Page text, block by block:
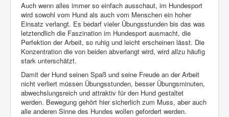
Auch wenn alles immer so einfach ausschaut, im Hundesport
wird sowohl vom Hund als auch vom Menschen ein hoher
Einsatz verlangt. Es bedarf vieler Übungsstunden bis das was
letztendlich die Faszination im Hundesport ausmacht, die
Perfektion der Arbeit, so ruhig und leicht erscheinen lässt. Die
Konzentration die von beiden abverlangt wird, wird allzu häufig
stark unterschätzt.
Damit der Hund seinen Spaß und seine Freude an der Arbeit
nicht verliert müssen Übungsstunden, besser Übungsminuten,
abwechslungsreich und attraktiv für den Hund gestaltet
werden. Bewegung gehört hier sicherlich zum Muss, aber auch
alle anderen Sinne des Hundes wollen gefordert werden.